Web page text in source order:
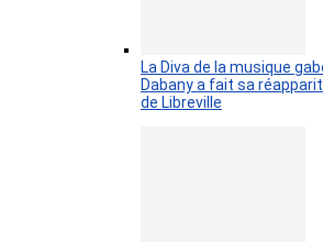
La Diva de la musique
Dabany a fait sa
de Libreville